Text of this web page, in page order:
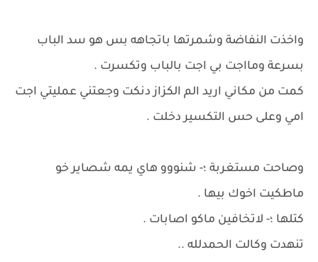
واخذت النفاضة وشمرتها باتجاهه بس هو سد الباب
بسرعة ومااجت بي اجت بالباب وتكسرت .
كمت من مكاني اريد الم الكزاز دنكت وجعتني عمليتي اجت
امي وعلى حس التكسير دخلت .
وصاحت مستغربة ؛- شنووو هاي يمه شصاير خو
ماطكيت اخوك بيها .
كتلها ؛- لاتخافين ماكو اصابات .
تنهدت وكالت الحمدلله ..